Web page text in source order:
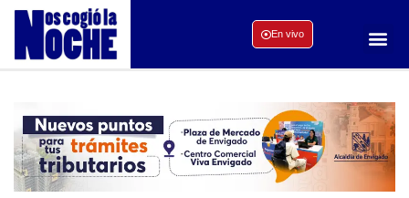
En vivo